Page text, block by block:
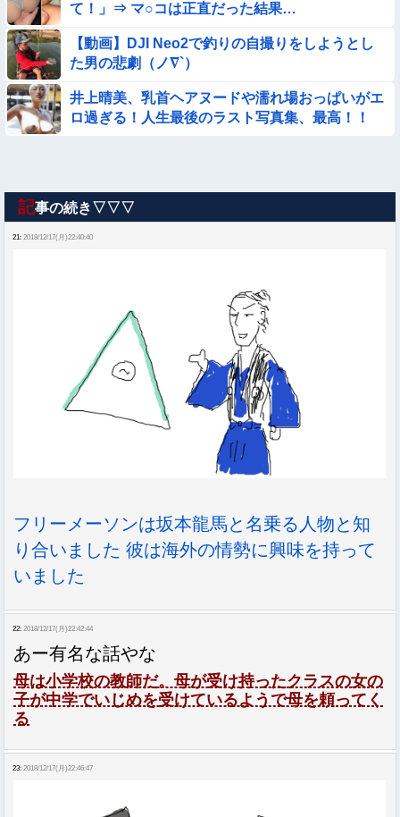
て！」⇒ マ○コは正直だった結果…
【動画】DJI Neo2で釣りの自撮りをしようとし
た男の悲劇（ノ∇`）
井上晴美、乳首ヘアヌードや濡れ場おっぱいがエ
ロ過ぎる！人生最後のラスト写真集、最高！！
記事の続き▽▽▽
21: 2018/12/17(月)22:40:40
フリーメーソンは坂本龍馬と名乗る人物と知
り合いました 彼は海外の情勢に興味を持って
いました
22: 2018/12/17(月)22:42:44
あー有名な話やな
母は小学校の教師だ。母が受け持ったクラスの女の
子が中学でいじめを受けているようで母を頼ってく
る
23: 2018/12/17(月)22:46:47